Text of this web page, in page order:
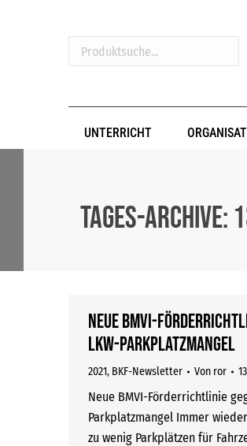
Produktsuche...
UNTERRICHT
Tages-Archive:
Neue BMVI-
Lkw-Parkplatzmangel
2021, BKF-Newsletter Von ror
Neue BMVI-Förderrichtlinie
Parkplatzmangel Immer
zu wenig Parkplätzen für